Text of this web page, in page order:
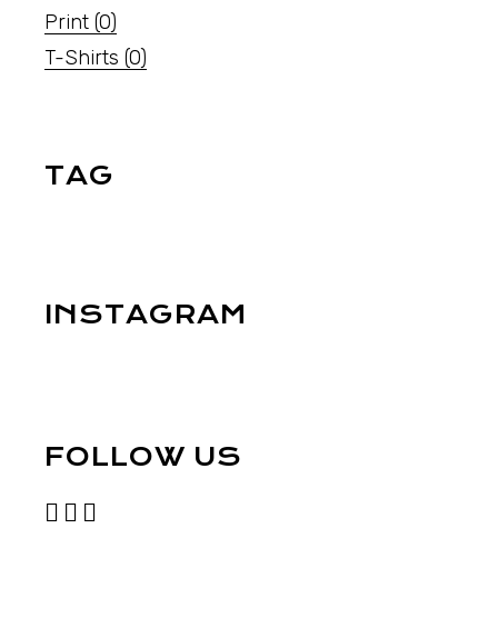
Print (0)
T-Shirts (0)
TAG
INSTAGRAM
FOLLOW US